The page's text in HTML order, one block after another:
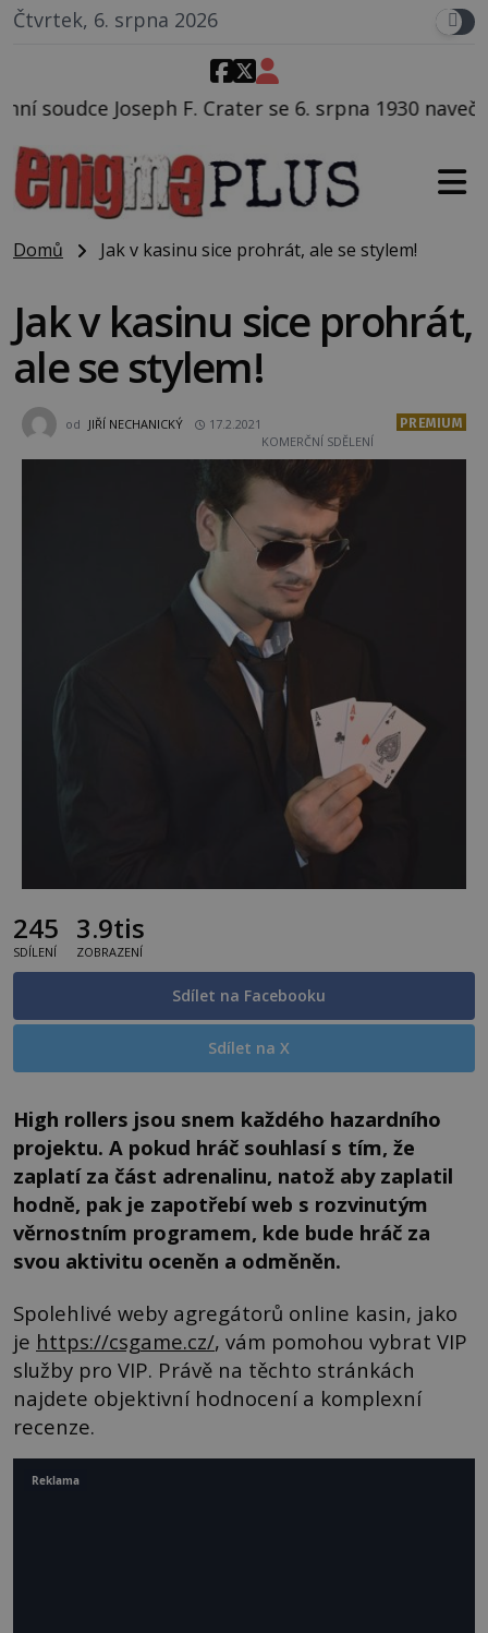
Čtvrtek, 6. srpna 2026
se 6. srpna 1930 navečeří ve své oblíbené
Domů Jak v kasinu sice prohrát, ale se stylem!
Jak v kasinu sice prohrát,
ale se stylem!
od JIŘÍ NECHANICKÝ
17.2.2021
KOMERČNÍ SDĚLENÍ
PREMIUM
245
SDÍLENÍ
3.9tis
ZOBRAZENÍ
Sdílet na Facebooku
Sdílet na X
High rollers jsou snem každého hazardního
projektu. A pokud hráč souhlasí s tím, že
zaplatí za část adrenalinu, natož aby zaplatil
hodně, pak je zapotřebí web s rozvinutým
věrnostním programem, kde bude hráč za
svou aktivitu oceněn a odměněn.
Spolehlivé weby agregátorů online kasin, jako
je https://csgame.cz/, vám pomohou vybrat VIP
služby pro VIP. Právě na těchto stránkách
najdete objektivní hodnocení a komplexní
recenze.
Reklama